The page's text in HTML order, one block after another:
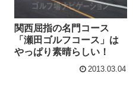
関西屈指の名門コース
「瀬田ゴルフコース」は
やっぱり素晴らしい！
2013.03.04